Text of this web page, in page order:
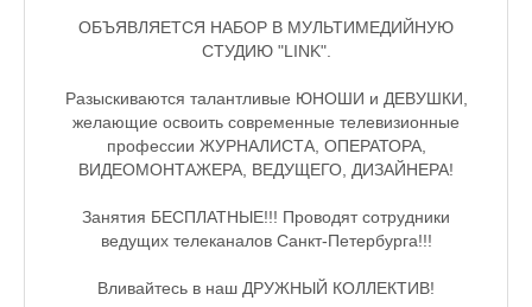
ОБЪЯВЛЯЕТСЯ НАБОР В МУЛЬТИМЕДИЙНУЮ
СТУДИЮ "LINK".
Разыскиваются талантливые ЮНОШИ и ДЕВУШКИ,
желающие освоить современные телевизионные
профессии ЖУРНАЛИСТА, ОПЕРАТОРА,
ВИДЕОМОНТАЖЕРА, ВЕДУЩЕГО, ДИЗАЙНЕРА!
Занятия БЕСПЛАТНЫЕ!!! Проводят сотрудники
ведущих телеканалов Санкт-Петербурга!!!
Вливайтесь в наш ДРУЖНЫЙ КОЛЛЕКТИВ!